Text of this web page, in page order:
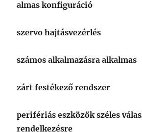
almas konfiguráció
szervo hajtásvezérlés
számos alkalmazásra alkalmas
zárt festékező rendszer
perifériás eszközök széles
rendelkezésre